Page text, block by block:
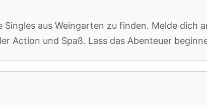
aus Weingarten zu finden. Melde dich
Action und Spaß. Lass das Abenteuer